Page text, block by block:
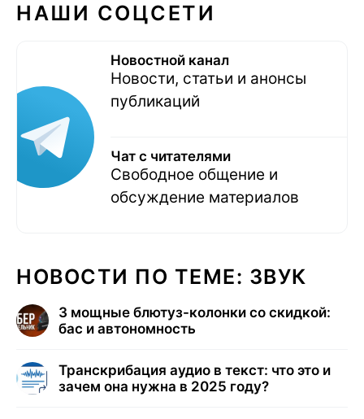
НАШИ СОЦСЕТИ
Новостной канал
Новости, статьи и анонсы
публикаций
Чат с читателями
Свободное общение и
обсуждение материалов
НОВОСТИ ПО ТЕМЕ: ЗВУК
3 мощные блютуз-колонки со скидкой:
бас и автономность
Транскрибация аудио в текст: что это и
зачем она нужна в 2025 году?